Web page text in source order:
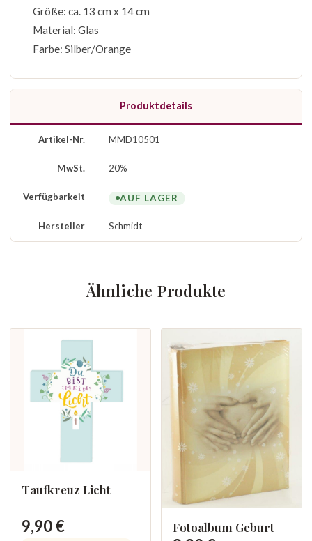
Größe: ca. 13 cm x 14 cm
Material: Glas
Farbe: Silber/Orange
Produktdetails
Artikel-Nr. MMD10501
MwSt. 20%
Verfügbarkeit AUF LAGER
Hersteller Schmidt
Ähnliche Produkte
Taufkreuz Licht
9,90 € Fotoalbum Geburt